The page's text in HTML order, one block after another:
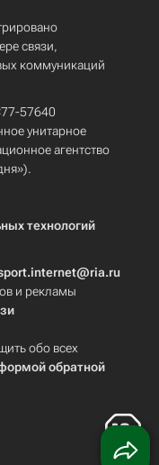
связи,
коммуникаций
57640
унитарное
агентство
технологий
и рекламы
обо всех
обратной